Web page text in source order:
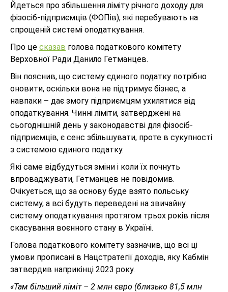
Йдеться про збільшення ліміту річного доходу для
фізосіб-підприємців (ФОПів), які перебувають на
спрощеній системі оподаткування.
Про це сказав голова податкового комітету
Верховної Ради Данило Гетманцев.
Він пояснив, що систему єдиного податку потрібно
оновити, оскільки вона не підтримує бізнес, а
навпаки – дає змогу підприємцям ухилятися від
оподаткування. Чинні ліміти, затверджені на
сьогоднішній день у законодавстві для фізосіб-
підприємців, є сенс збільшувати, проте в сукупності
з системою єдиного податку.
Які саме відбудуться зміни і коли їх почнуть
впроваджувати, Гетманцев не повідомив.
Очікується, що за основу буде взято польську
систему, а всі будуть переведені на звичайну
систему оподаткування протягом трьох років після
скасування воєнного стану в Україні.
Голова податкового комітету зазначив, що всі ці
умови прописані в Нацстратегії доходів, яку Кабмін
затвердив наприкінці 2023 року.
«Там більший ліміт – 2 млн євро (близько 81,5 млн